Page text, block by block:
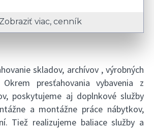
Zobraziť viac, cenník
skladov, archívov , výrobných
presťahovania vybavenia z
poskytujeme aj doplnkové služby
a montážne práce nábytkov,
Tiež realizujeme baliace služby a